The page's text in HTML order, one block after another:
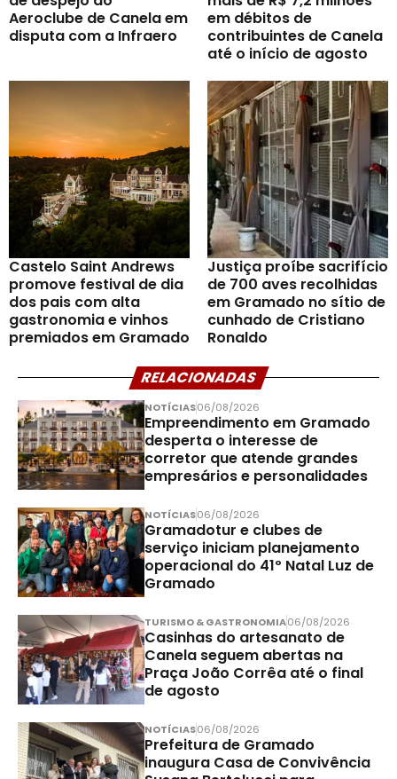
Aeroclube de Canela em
disputa com a Infraero
em débitos de
contribuintes de Canela
até o início de agosto
Castelo Saint Andrews
promove festival de dia
dos pais com alta
gastronomia e vinhos
premiados em Gramado
Justiça proíbe sacrifício
de 700 aves recolhidas
em Gramado no sítio de
cunhado de Cristiano
Ronaldo
RELACIONADAS
NOTÍCIAS06/08/2026
Empreendimento em Gramado
desperta o interesse de
corretor que atende grandes
empresários e personalidades
NOTÍCIAS06/08/2026
Gramadotur e clubes de
serviço iniciam planejamento
operacional do 41º Natal Luz de
Gramado
TURISMO & GASTRONOMIA06/08/2026
Casinhas do artesanato de
Canela seguem abertas na
Praça João Corrêa até o final
de agosto
NOTÍCIAS06/08/2026
Prefeitura de Gramado
inaugura Casa de Convivência